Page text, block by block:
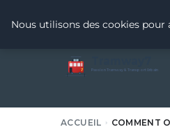
7 Passion Tramway & Transport Urbain
ACCUEIL COMMENT
Nous utilisons des cookies